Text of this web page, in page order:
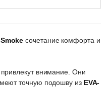
Smokeсочетание комфорта и
внимание. Они
точную подошву из EVA-